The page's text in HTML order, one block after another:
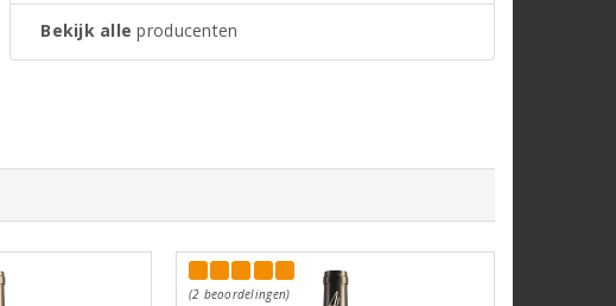
Bekijk alle producenten
(2 beoordelingen)